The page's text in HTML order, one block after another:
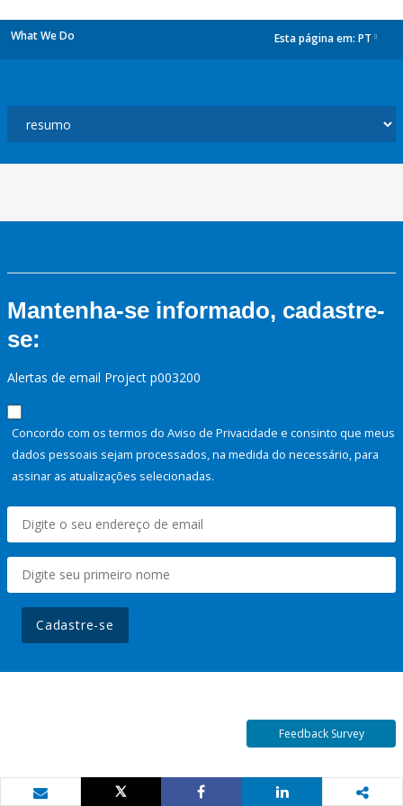
What We Do Esta página em: PT
Mantenha-se informado, cadastre-
se:
Alertas de email Project p003200
Concordo com os termos do Aviso de Privacidade e consinto que meus
dados pessoais sejam processados, na medida do necessário, para
assinar as atualizações selecionadas.
Cadastre-se
Feedback Survey